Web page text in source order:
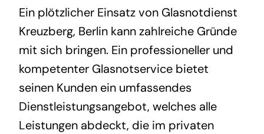
Ein plötzlicher Einsatz von Glasnotdienst
Kreuzberg, Berlin kann zahlreiche Gründe
mit sich bringen. Ein professioneller und
kompetenter Glasnotservice bietet
seinen Kunden ein umfassendes
Dienstleistungsangebot, welches alle
Leistungen abdeckt, die im privaten